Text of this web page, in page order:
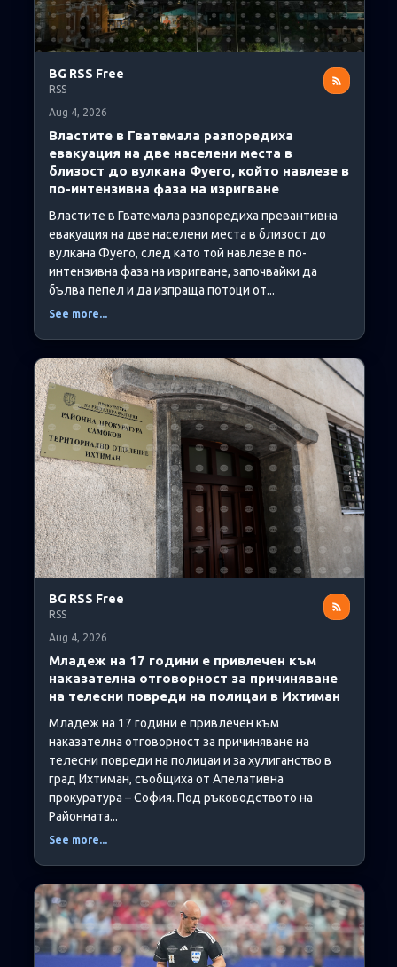
BG RSS Free
RSS
Aug 4, 2026
Властите в Гватемала разпоредиха
евакуация на две населени места в
близост до вулкана Фуего, който навлезе в
по-интензивна фаза на изригване
Властите в Гватемала разпоредиха превантивна
евакуация на две населени места в близост до
вулкана Фуего, след като той навлезе в по-
интензивна фаза на изригване, започвайки да
бълва пепел и да изпраща потоци от...
See more...
BG RSS Free
RSS
Aug 4, 2026
Младеж на 17 години е привлечен към
наказателна отговорност за причиняване
на телесни повреди на полицаи в Ихтиман
Младеж на 17 години е привлечен към
наказателна отговорност за причиняване на
телесни повреди на полицаи и за хулиганство в
град Ихтиман, съобщиха от Апелативна
прокуратура – София. Под ръководството на
Районната...
See more...